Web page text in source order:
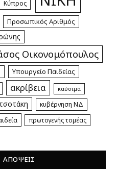
Κύπρος
Προσωπικός Αριθμός
Οικονομόπουλος
Υπουργείο Παιδείας
ακρίβεια καύσιμα
κυβέρνηση ΝΔ
πρωτογενής τομέας
ΑΠΟΨΕΙΣ